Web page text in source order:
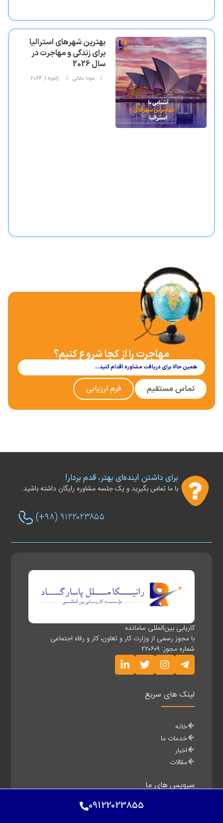
بهترین شهرهای استرالیا
برای زندگی و مهاجرت در
سال 2026
مونا جلالی ژانویه 1, 2026
مهاجرت را از کجا شروع کنیم؟
همین حالا برای دریافت مشاوره اقدام کنید…
تماس مستقیم فرم ارزیابی
برای داشتن آینده‌ای بهتر، قدم بردار!
با ما تماس بگیرید و یک جلسه مشاوره رایگان داشته باشید.
(+۹۸) ۹۱۲۲۰۲۳۸۵۵
کاریابی بین‌المللی سامانده
با مجوز رسمی از وزارت کار و تعاون، کار و رفاه اجتماعی
شماره مجوز: ۲۲۰۶۰۹
لینک های سریع
خانه
خدمات ما
اخبار
مقالات
سرویس های ما
09122023855